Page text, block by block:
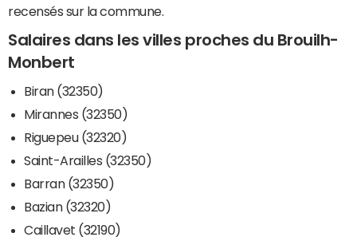
recensés sur la commune.
Salaires dans les villes proches du Brouilh-
Monbert
Biran (32350)
Mirannes (32350)
Riguepeu (32320)
Saint-Arailles (32350)
Barran (32350)
Bazian (32320)
Caillavet (32190)